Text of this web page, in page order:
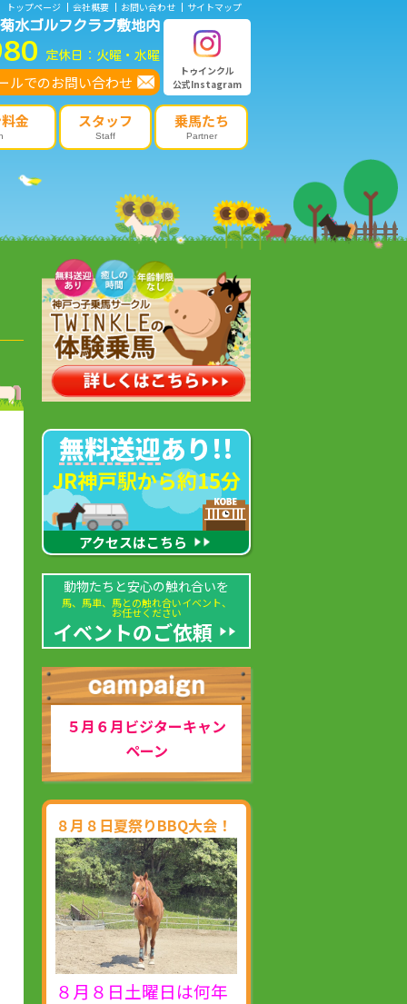
トップページ 会社概要 お問い合わせ サイトマップ
菊水ゴルフクラブ敷地内
定休日：火曜・水曜
ルでのお問い合わせ
トゥインクル
公式Instagram
金 スタッフ
Staff
乗馬たち
Partner
無料送迎あり!!
JR神戸駅から約15分
アクセスはこちら
動物たちと安心の触れ合いを
馬、馬車、馬との触れ合いイベント、
お任せください
イベントのご依頼
５月６月ビジターキャン
ペーン
８月８日夏祭りBBQ大会！
８月８日土曜日は何年